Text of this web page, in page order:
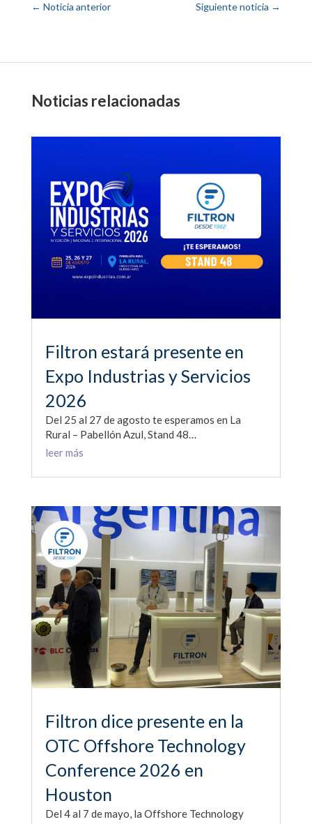
←Noticia anterior Siguiente noticia →
Noticias relacionadas
Filtron estará presente en
Expo Industrias y Servicios
2026
Del 25 al 27 de agosto te esperamos en La
Rural – Pabellón Azul, Stand 48…
leer más
Filtron dice presente en la
OTC Offshore Technology
Conference 2026 en
Houston
Del 4 al 7 de mayo, la Offshore Technology